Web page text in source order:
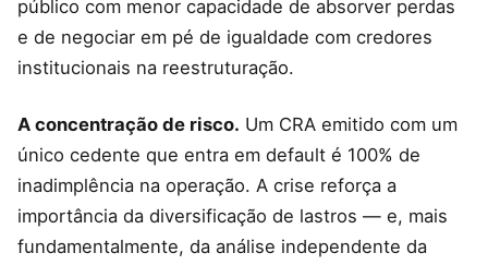
público com menor capacidade de absorver perdas
e de negociar em pé de igualdade com credores
institucionais na reestruturação.
A concentração de risco. Um CRA emitido com um
único cedente que entra em default é 100% de
inadimplência na operação. A crise reforça a
importância da diversificação de lastros — e, mais
fundamentalmente, da análise independente da